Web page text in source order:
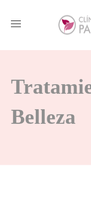
Belleza